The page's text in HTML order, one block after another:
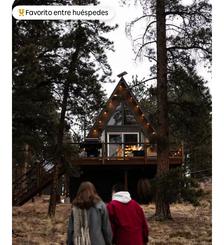
De los mejores en Favorito entre huéspedes
Favorito entre huéspedes